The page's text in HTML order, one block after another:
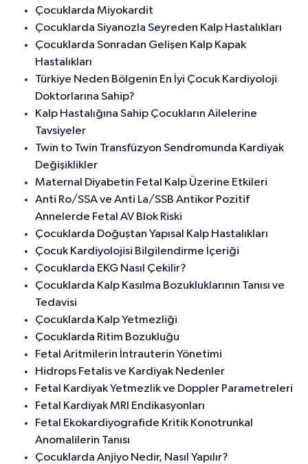
Çocuklarda Miyokardit
Çocuklarda Siyanozla Seyreden Kalp Hastalıkları
Çocuklarda Sonradan Gelişen Kalp Kapak
Hastalıkları
Türkiye Neden Bölgenin En İyi Çocuk Kardiyoloji
Doktorlarına Sahip?
Kalp Hastalığına Sahip Çocukların Ailelerine
Tavsiyeler
Twin to Twin Transfüzyon Sendromunda Kardiyak
Değişiklikler
Maternal Diyabetin Fetal Kalp Üzerine Etkileri
Anti Ro/SSA ve Anti La/SSB Antikor Pozitif
Annelerde Fetal AV Blok Riski
Çocuklarda Doğuştan Yapısal Kalp Hastalıkları
Çocuk Kardiyolojisi Bilgilendirme İçeriği
Çocuklarda EKG Nasıl Çekilir?
Çocuklarda Kalp Kasılma Bozukluklarının Tanısı ve
Tedavisi
Çocuklarda Kalp Yetmezliği
Çocuklarda Ritim Bozukluğu
Fetal Aritmilerin İntrauterin Yönetimi
Hidrops Fetalis ve Kardiyak Nedenler
Fetal Kardiyak Yetmezlik ve Doppler Parametreleri
Fetal Kardiyak MRI Endikasyonları
Fetal Ekokardiyografide Kritik Konotrunkal
Anomalilerin Tanısı
Çocuklarda Anjiyo Nedir, Nasıl Yapılır?